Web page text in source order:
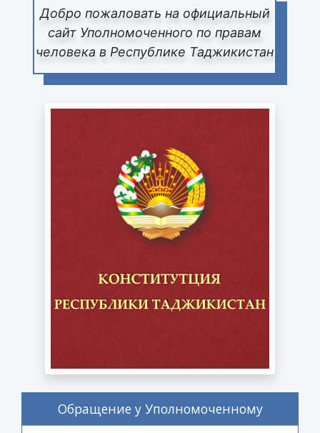
Добро пожаловать на официальный
сайт Уполномоченного по правам
человека в Республике Таджикистан
Обращение у Уполномоченному